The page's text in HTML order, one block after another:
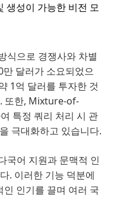
생성이 가능한 비전 모
식으로 경쟁사와 차별
달러가 소요되었으
1억 달러를 투자한 것
또한, Mixture-of-
특정 쿼리 처리 시 관
극대화하고 있습니다.
국어 지원과 문맥적 인
. 이러한 기능 덕분에
인기를 끌며 여러 국